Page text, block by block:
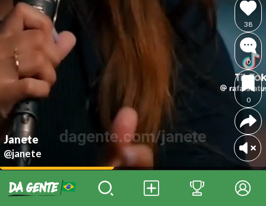
Janete
@janete
38
0
0